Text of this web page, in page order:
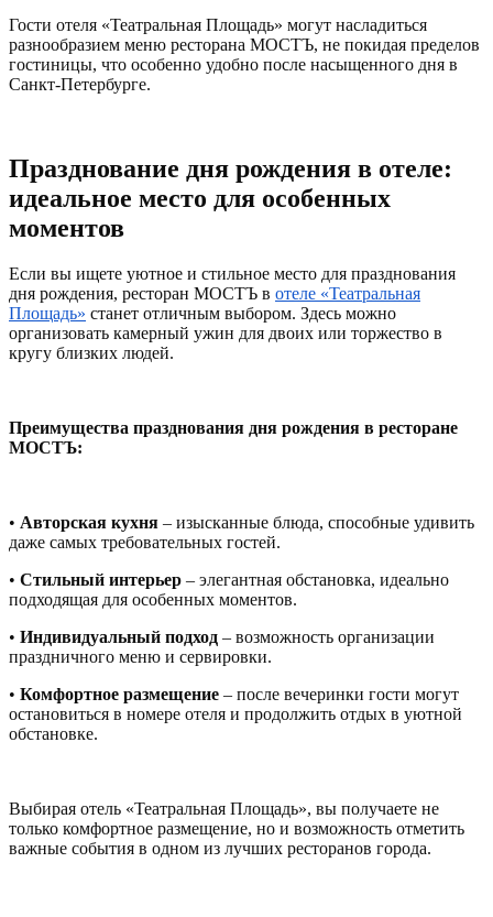
Гости отеля «Театральная Площадь» могут насладиться
разнообразием меню ресторана МОСТЪ, не покидая пределов
гостиницы, что особенно удобно после насыщенного дня в
Санкт-Петербурге.
Празднование дня рождения в отеле:
идеальное место для особенных
моментов
Если вы ищете уютное и стильное место для празднования
дня рождения, ресторан МОСТЪ в отеле «Театральная
Площадь» станет отличным выбором. Здесь можно
организовать камерный ужин для двоих или торжество в
кругу близких людей.
Преимущества празднования дня рождения в ресторане
МОСТЪ:
• Авторская кухня – изысканные блюда, способные удивить
даже самых требовательных гостей.
• Стильный интерьер – элегантная обстановка, идеально
подходящая для особенных моментов.
• Индивидуальный подход – возможность организации
праздничного меню и сервировки.
• Комфортное размещение – после вечеринки гости могут
остановиться в номере отеля и продолжить отдых в уютной
обстановке.
Выбирая отель «Театральная Площадь», вы получаете не
только комфортное размещение, но и возможность отметить
важные события в одном из лучших ресторанов города.